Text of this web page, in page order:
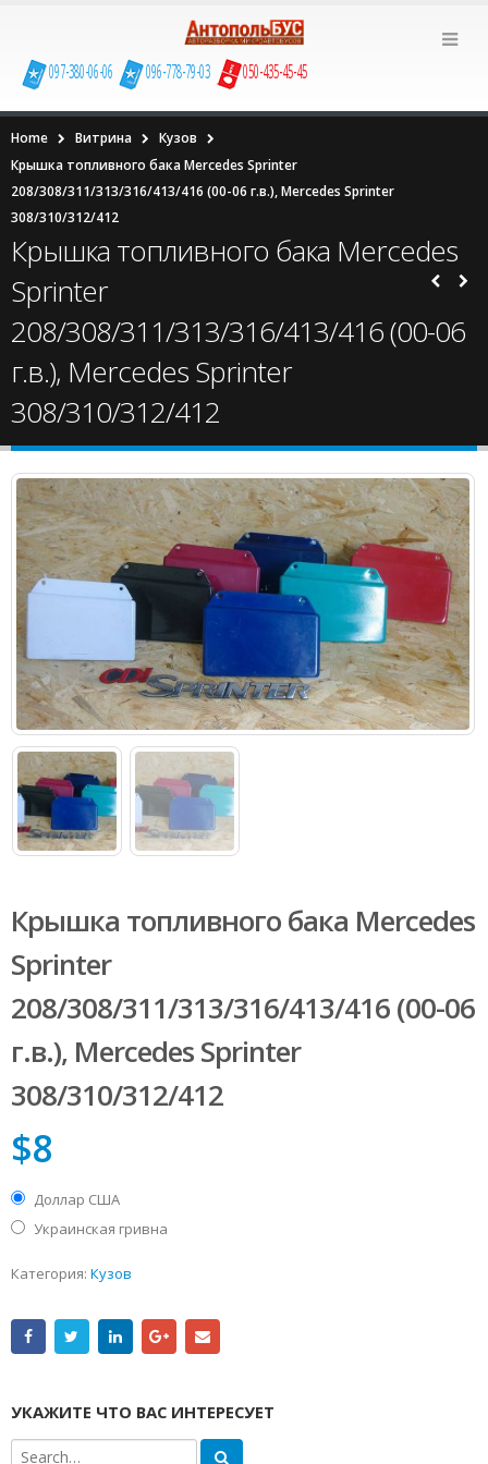
097-380-06-06 096-778-79-03 050-435-45-45
Home Витрина
Кузов
Крышка топливного бака Mercedes Sprinter
208/308/311/313/316/413/416 (00-06 г.в.), Mercedes Sprinter
308/310/312/412
Крышка топливного бака Mercedes
Sprinter
208/308/311/313/316/413/416 (00-06
г.в.), Mercedes Sprinter
308/310/312/412
Крышка топливного бака Mercedes
Sprinter
208/308/311/313/316/413/416 (00-06
г.в.), Mercedes Sprinter
308/310/312/412
$8
Доллар США
Украинская гривна
Категория: Кузов
УКАЖИТЕ ЧТО ВАС ИНТЕРЕСУЕТ